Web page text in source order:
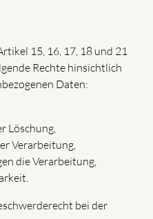
15, 16, 17, 18 und 21
Rechte hinsichtlich
Daten:
Löschung,
Verarbeitung,
die Verarbeitung,
bei der